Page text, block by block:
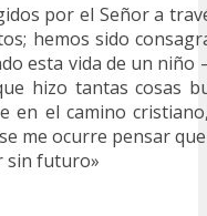
por el Señor a
hemos sido
esta vida de un
hizo tantas cosas
en el camino
me ocurre pensar
sin futuro»